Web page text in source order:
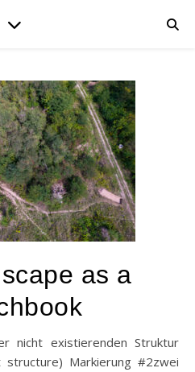
as a
Markierung #2zwei